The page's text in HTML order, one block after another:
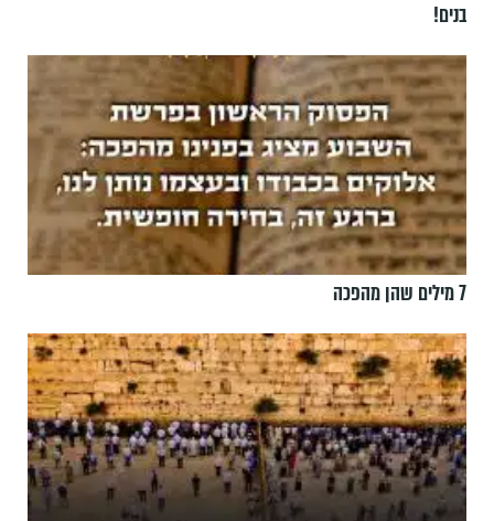
בנים!
7 מילים שהן מהפכה